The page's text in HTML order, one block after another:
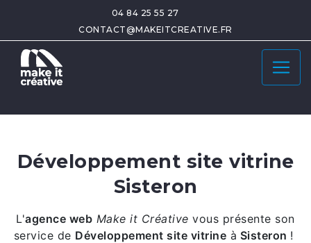
04 84 25 55 27
CONTACT@MAKEITCREATIVE.FR
Développement site vitrine
Sisteron
L'agence web Make it Créativevous présente son
service de Développement site vitrine à Sisteron !